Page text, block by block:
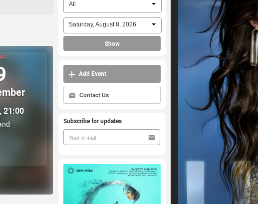
21:00
All
Saturday, August 8, 2026
Show
Add Event
Contact Us
Subscribe for updates